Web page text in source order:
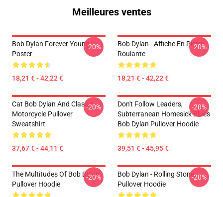
Meilleures ventes
Bob Dylan Forever Young
Poster
18,21 € - 42,22 €
-20%
Bob Dylan - Affiche En Pierre
Roulante
18,21 € - 42,22 €
-20%
Cat Bob Dylan And Classic
Motorcycle Pullover
Sweatshirt
37,67 € - 44,11 €
-20%
Don't Follow Leaders,
Subterranean Homesick Blues
Bob Dylan Pullover Hoodie
39,51 € - 45,95 €
-20%
The Multitudes Of Bob Dylan
Pullover Hoodie
-20%
Bob Dylan - Rolling Stone
Pullover Hoodie
-20%